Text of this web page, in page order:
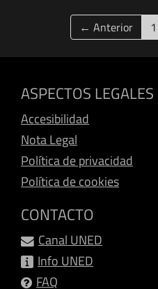
← Anterior 1
ASPECTOS LEGALES
Accesibilidad
Nota Legal
Política de privacidad
Política de cookies
CONTACTO
Canal UNED
Info UNED
FAQ